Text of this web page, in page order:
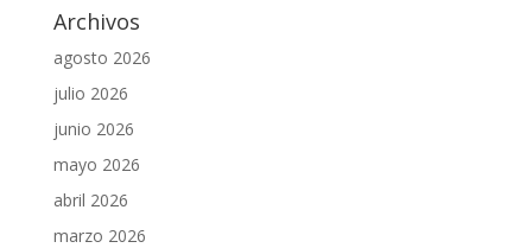
Archivos
agosto 2026
julio 2026
junio 2026
mayo 2026
abril 2026
marzo 2026